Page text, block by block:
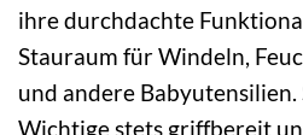
ihre durchdachte
Stauraum für Windeln,
und andere Babyutensilien.
Wichtige stets griffbereit